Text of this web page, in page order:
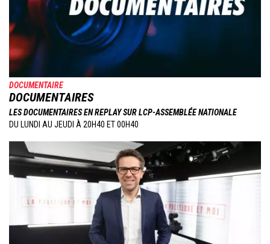
DOCUMENTAIRE
DOCUMENTAIRES
LES DOCUMENTAIRES EN REPLAY SUR LCP-ASSEMBLÉE NATIONALE
DU LUNDI AU JEUDI À 20H40 ET 00H40
Image